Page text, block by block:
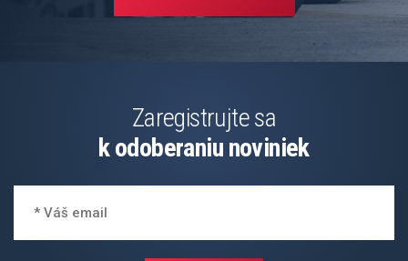
Zaregistrujte sa
k odoberaniu noviniek